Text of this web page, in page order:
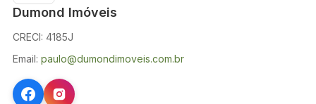
Dumond Imóveis
CRECI: 4185J
Email: paulo@dumondimoveis.com.br